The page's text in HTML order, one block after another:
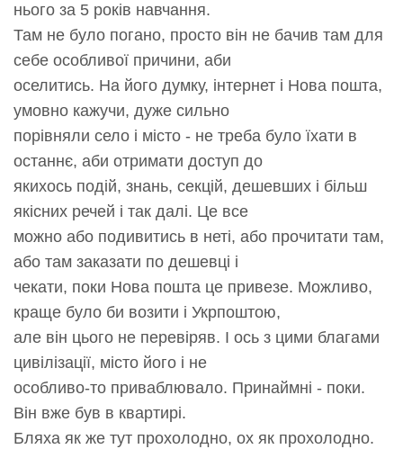
нього за 5 років навчання.
Там не було погано, просто він не бачив там для
себе особливої причини, аби
оселитись. На його думку, інтернет і Нова пошта,
умовно кажучи, дуже сильно
порівняли село і місто - не треба було їхати в
останнє, аби отримати доступ до
якихось подій, знань, секцій, дешевших і більш
якісних речей і так далі. Це все
можно або подивитись в неті, або прочитати там,
або там заказати по дешевці і
чекати, поки Нова пошта це привезе. Можливо,
краще було би возити і Укрпоштою,
але він цього не перевіряв. І ось з цими благами
цивілізації, місто його і не
особливо-то приваблювало. Принаймні - поки.
Він вже був в квартирі.
Бляха як же тут прохолодно, ох як прохолодно.